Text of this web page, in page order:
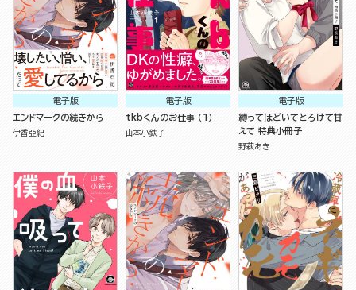
電子版
エンドマークの続きから
伊香亞紀
電子版
tkbくんのお仕事 （1）
山本小鉄子
電子版
縛ってほどいてとろけて甘
えて 特典小冊子
野萩あき